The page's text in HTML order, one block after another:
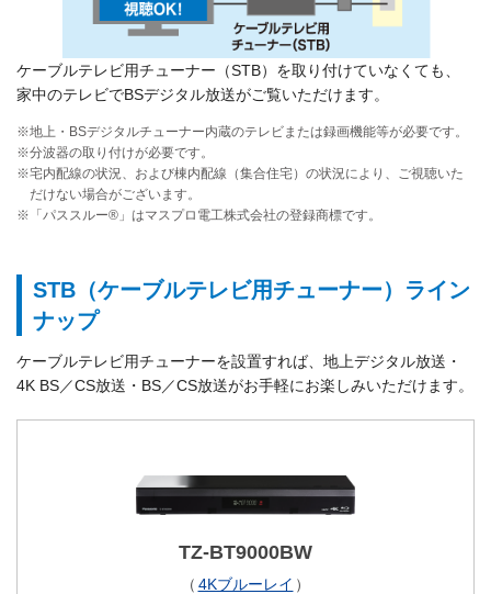
ケーブルテレビ用チューナー（STB）を取り付けていなくても、
家中のテレビでBSデジタル放送がご覧いただけます。
※地上・BSデジタルチューナー内蔵のテレビまたは録画機能等が必要です。
※分波器の取り付けが必要です。
※宅内配線の状況、および棟内配線（集合住宅）の状況により、ご視聴いた
だけない場合がございます。
※「パススルー®」はマスプロ電工株式会社の登録商標です。
STB（ケーブルテレビ用チューナー）ライン
ナップ
ケーブルテレビ用チューナーを設置すれば、地上デジタル放送・
4K BS／CS放送・BS／CS放送がお手軽にお楽しみいただけます。
TZ-BT9000BW
（ 4Kブルーレイ ）